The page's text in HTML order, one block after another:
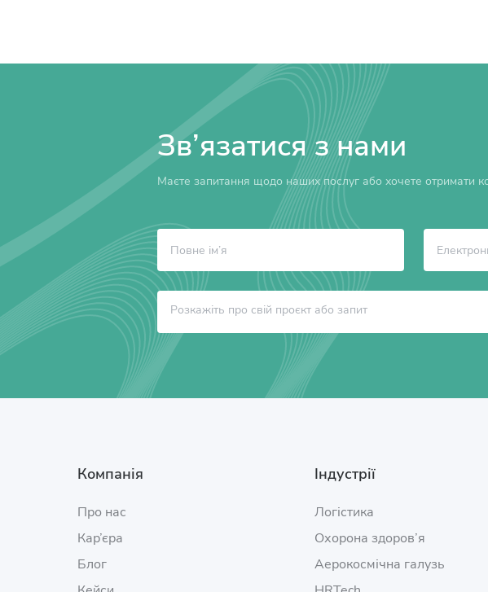
Зв’язатися з нами
Маєте запитання щодо наших послуг або хочете отримати
Компанія
Про нас
Кар’єра
Блог
Індустрії
Логістика
Охорона здоров’я
Аерокосмічна галузь